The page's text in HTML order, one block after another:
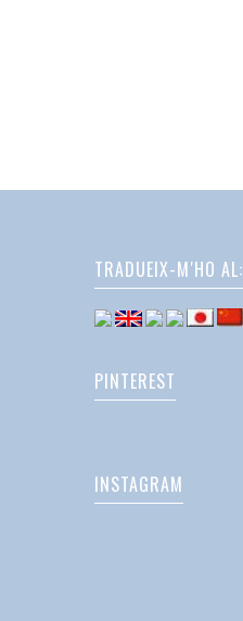
TRADUEIX-M'HO AL:
PINTEREST
INSTAGRAM